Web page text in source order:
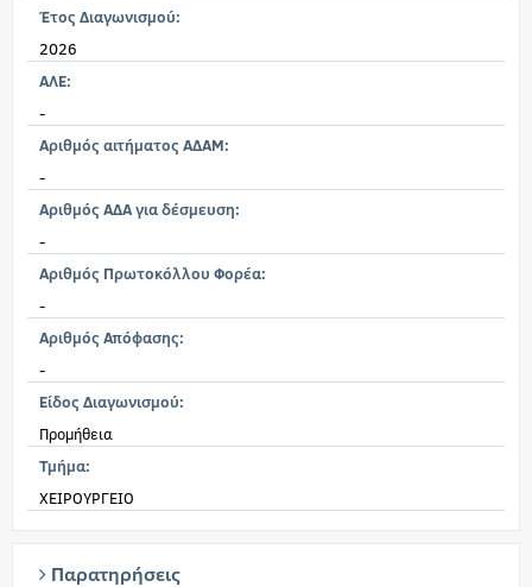
Έτος Διαγωνισμού:
2026
ΑΛΕ:
-
Αριθμός αιτήματος ΑΔΑΜ:
-
Αριθμός ΑΔΑ για δέσμευση:
-
Αριθμός Πρωτοκόλλου Φορέα:
-
Αριθμός Απόφασης:
-
Είδος Διαγωνισμού:
Προμήθεια
Τμήμα:
ΧΕΙΡΟΥΡΓΕΙΟ
Παρατηρήσεις